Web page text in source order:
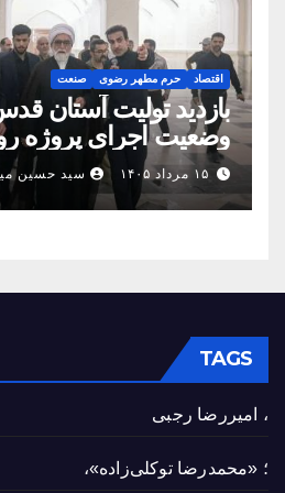
اقتصاد حرم مطهر رضوی صنعت
بازدید تولیت آستان
وضعیت اجرای پروژه
حسین(ع) و
۱۵ مرداد ۱۴۰۵ سید حسین
TAGS
، امیررضا رجبی
؛ «محمدرضا توکلی‌زاده»،